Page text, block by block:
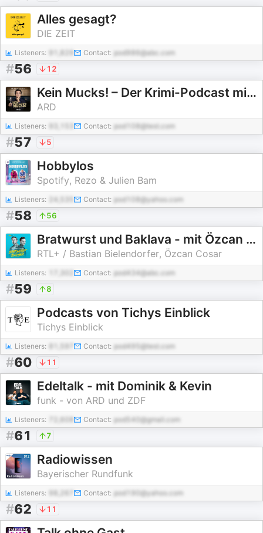
Alles gesagt?
DIE ZEIT
Listeners: Contact: pod986@abc.com
#56 12
Kein Mucks! – Der Krimi-Podcast mit Bastian Pastewka
ARD
Listeners: Contact: pod108@test.com
#57 5
Hobbylos
Spotify, Rezo & Julien Bam
Listeners: Contact: pod108@yahoo.com
#58 56
Bratwurst und Baklava - mit Özcan Cosar und Bastian Bielendorfer
RTL+ / Bastian Bielendorfer, Özcan Cosar
Listeners: Contact: pod434@abc.com
#59 8
Podcasts von Tichys Einblick
Tichys Einblick
Listeners: Contact: pod495@test.com
#60 11
Edeltalk - mit Dominik & Kevin
funk - von ARD und ZDF
Listeners: Contact: pod540@gmail.com
#61 7
Radiowissen
Bayerischer Rundfunk
Listeners: Contact: pod190@yahoo.com
#62 11